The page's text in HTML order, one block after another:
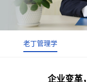
老丁管理学
企业变革